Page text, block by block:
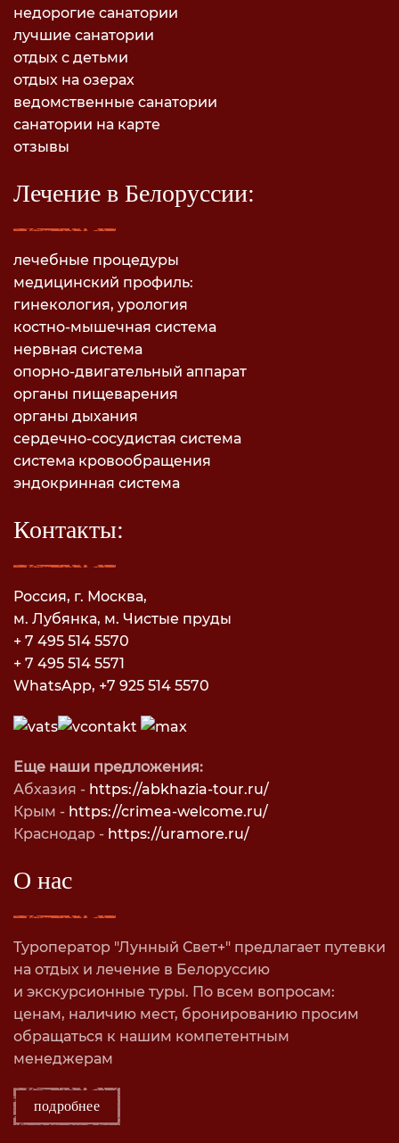
недорогие санатории
лучшие санатории
отдых с детьми
отдых на озерах
ведомственные санатории
санатории на карте
отзывы
Лечение в Белоруссии:
лечебные процедуры
медицинский профиль:
гинекология, урология
костно-мышечная система
нервная система
опорно-двигательный аппарат
органы пищеварения
органы дыхания
сердечно-сосудистая система
система кровообращения
эндокринная система
Контакты:
Россия, г. Москва,
м. Лубянка, м. Чистые пруды
+ 7 495 514 5570
+ 7 495 514 5571
WhatsApp, +7 925 514 5570
Еще наши предложения:
Абхазия - https://abkhazia-tour.ru/
Крым - https://crimea-welcome.ru/
Краснодар - https://uramore.ru/
О нас
Туроператор "Лунный Свет+" предлагает путевки
на отдых и лечение в Белоруссию
и экскурсионные туры. По всем вопросам:
ценам, наличию мест, бронированию просим
обращаться к нашим компетентным
менеджерам
подробнее